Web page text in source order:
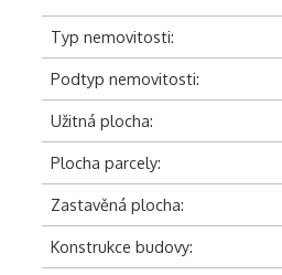
Typ nemovitosti:
Podtyp nemovitosti:
Užitná plocha:
Plocha parcely:
Zastavěná plocha:
Konstrukce budovy: